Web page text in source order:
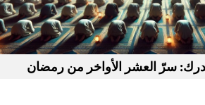
قدرك: سرّ العشر الأواخر من رمضان